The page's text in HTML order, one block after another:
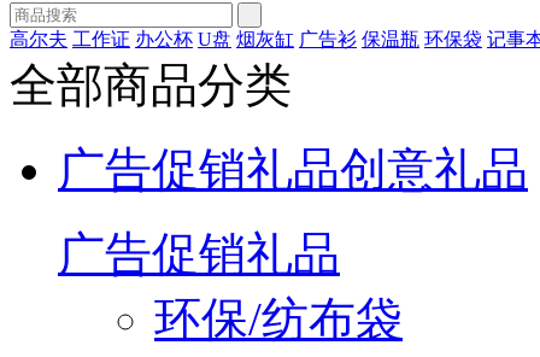
高尔夫 工作证 办公杯 U盘 烟灰缸 广告衫 保温瓶 环保袋 记事
全部商品分类
广告促销礼品创意礼品
广告促销礼品
环保/纺布袋